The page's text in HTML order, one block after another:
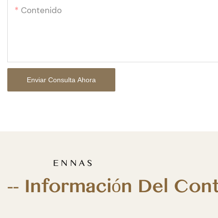
Contenido
Enviar Consulta Ahora
E N N A S
-- Información Del